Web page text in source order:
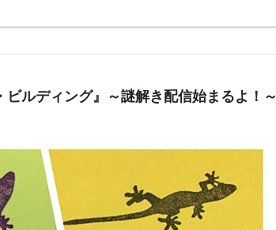
演
出演
1979）＜未＞ 出演
ビルディング』～謎解き配信始まるよ！～